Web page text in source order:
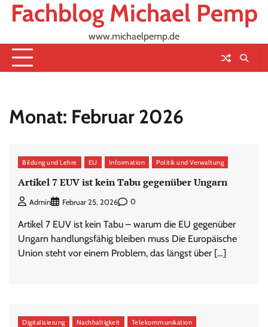
SkipFachblog Michael Pemp
www.michaelpemp.de
Monat: Februar 2026
Bildung und Lehre EU Information Politik und Verwaltung
Artikel 7 EUV ist kein Tabu gegenüber Ungarn
Admin Februar 25, 2026 0
Artikel 7 EUV ist kein Tabu – warum die EU gegenüber
Ungarn handlungsfähig bleiben muss Die Europäische
Union steht vor einem Problem, das längst über […]
Digitalisierung Nachhaltigkeit Telekommunikation